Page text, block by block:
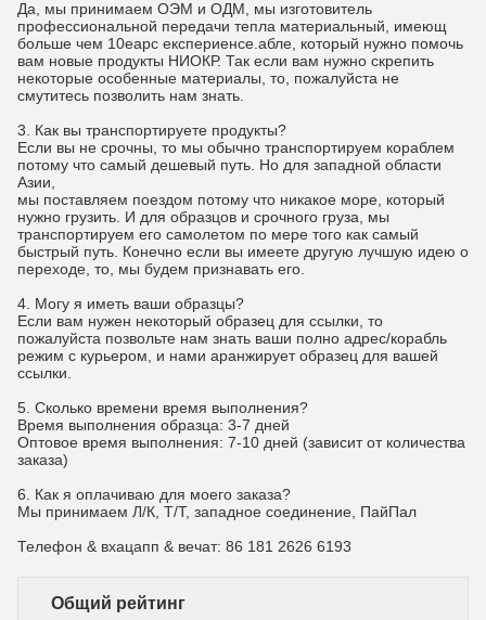
Да, мы принимаем ОЭМ и ОДМ, мы изготовитель
профессиональной передачи тепла материальный, имеющ
больше чем 10еарс експериенсе.абле, который нужно помочь
вам новые продукты НИОКР. Так если вам нужно скрепить
некоторые особенные материалы, то, пожалуйста не
смутитесь позволить нам знать.
3. Как вы транспортируете продукты?
Если вы не срочны, то мы обычно транспортируем кораблем
потому что самый дешевый путь. Но для западной области
Азии,
мы поставляем поездом потому что никакое море, который
нужно грузить. И для образцов и срочного груза, мы
транспортируем его самолетом по мере того как самый
быстрый путь. Конечно если вы имеете другую лучшую идею о
переходе, то, мы будем признавать его.
4. Могу я иметь ваши образцы?
Если вам нужен некоторый образец для ссылки, то
пожалуйста позвольте нам знать ваши полно адрес/корабль
режим с курьером, и нами аранжирует образец для вашей
ссылки.
5. Сколько времени время выполнения?
Время выполнения образца: 3-7 дней
Оптовое время выполнения: 7-10 дней (зависит от количества
заказа)
6. Как я оплачиваю для моего заказа?
Мы принимаем Л/К, Т/Т, западное соединение, ПайПал
Телефон & вхацапп & вечат: 86 181 2626 6193
Общий рейтинг